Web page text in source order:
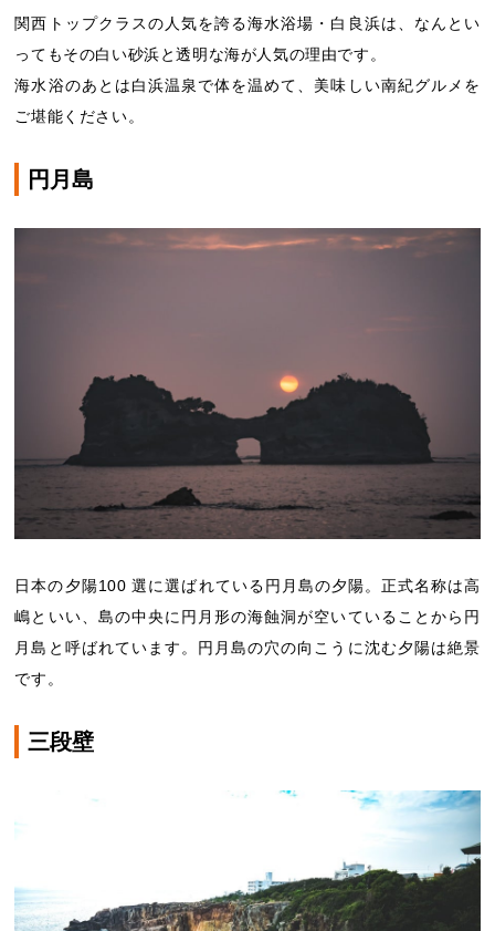
関西トップクラスの人気を誇る海水浴場・白良浜は、なんとい
ってもその白い砂浜と透明な海が人気の理由です。
海水浴のあとは白浜温泉で体を温めて、美味しい南紀グルメを
ご堪能ください。
円月島
日本の夕陽100 選に選ばれている円月島の夕陽。正式名称は高
嶋といい、島の中央に円月形の海蝕洞が空いていることから円
月島と呼ばれています。円月島の穴の向こうに沈む夕陽は絶景
です。
三段壁